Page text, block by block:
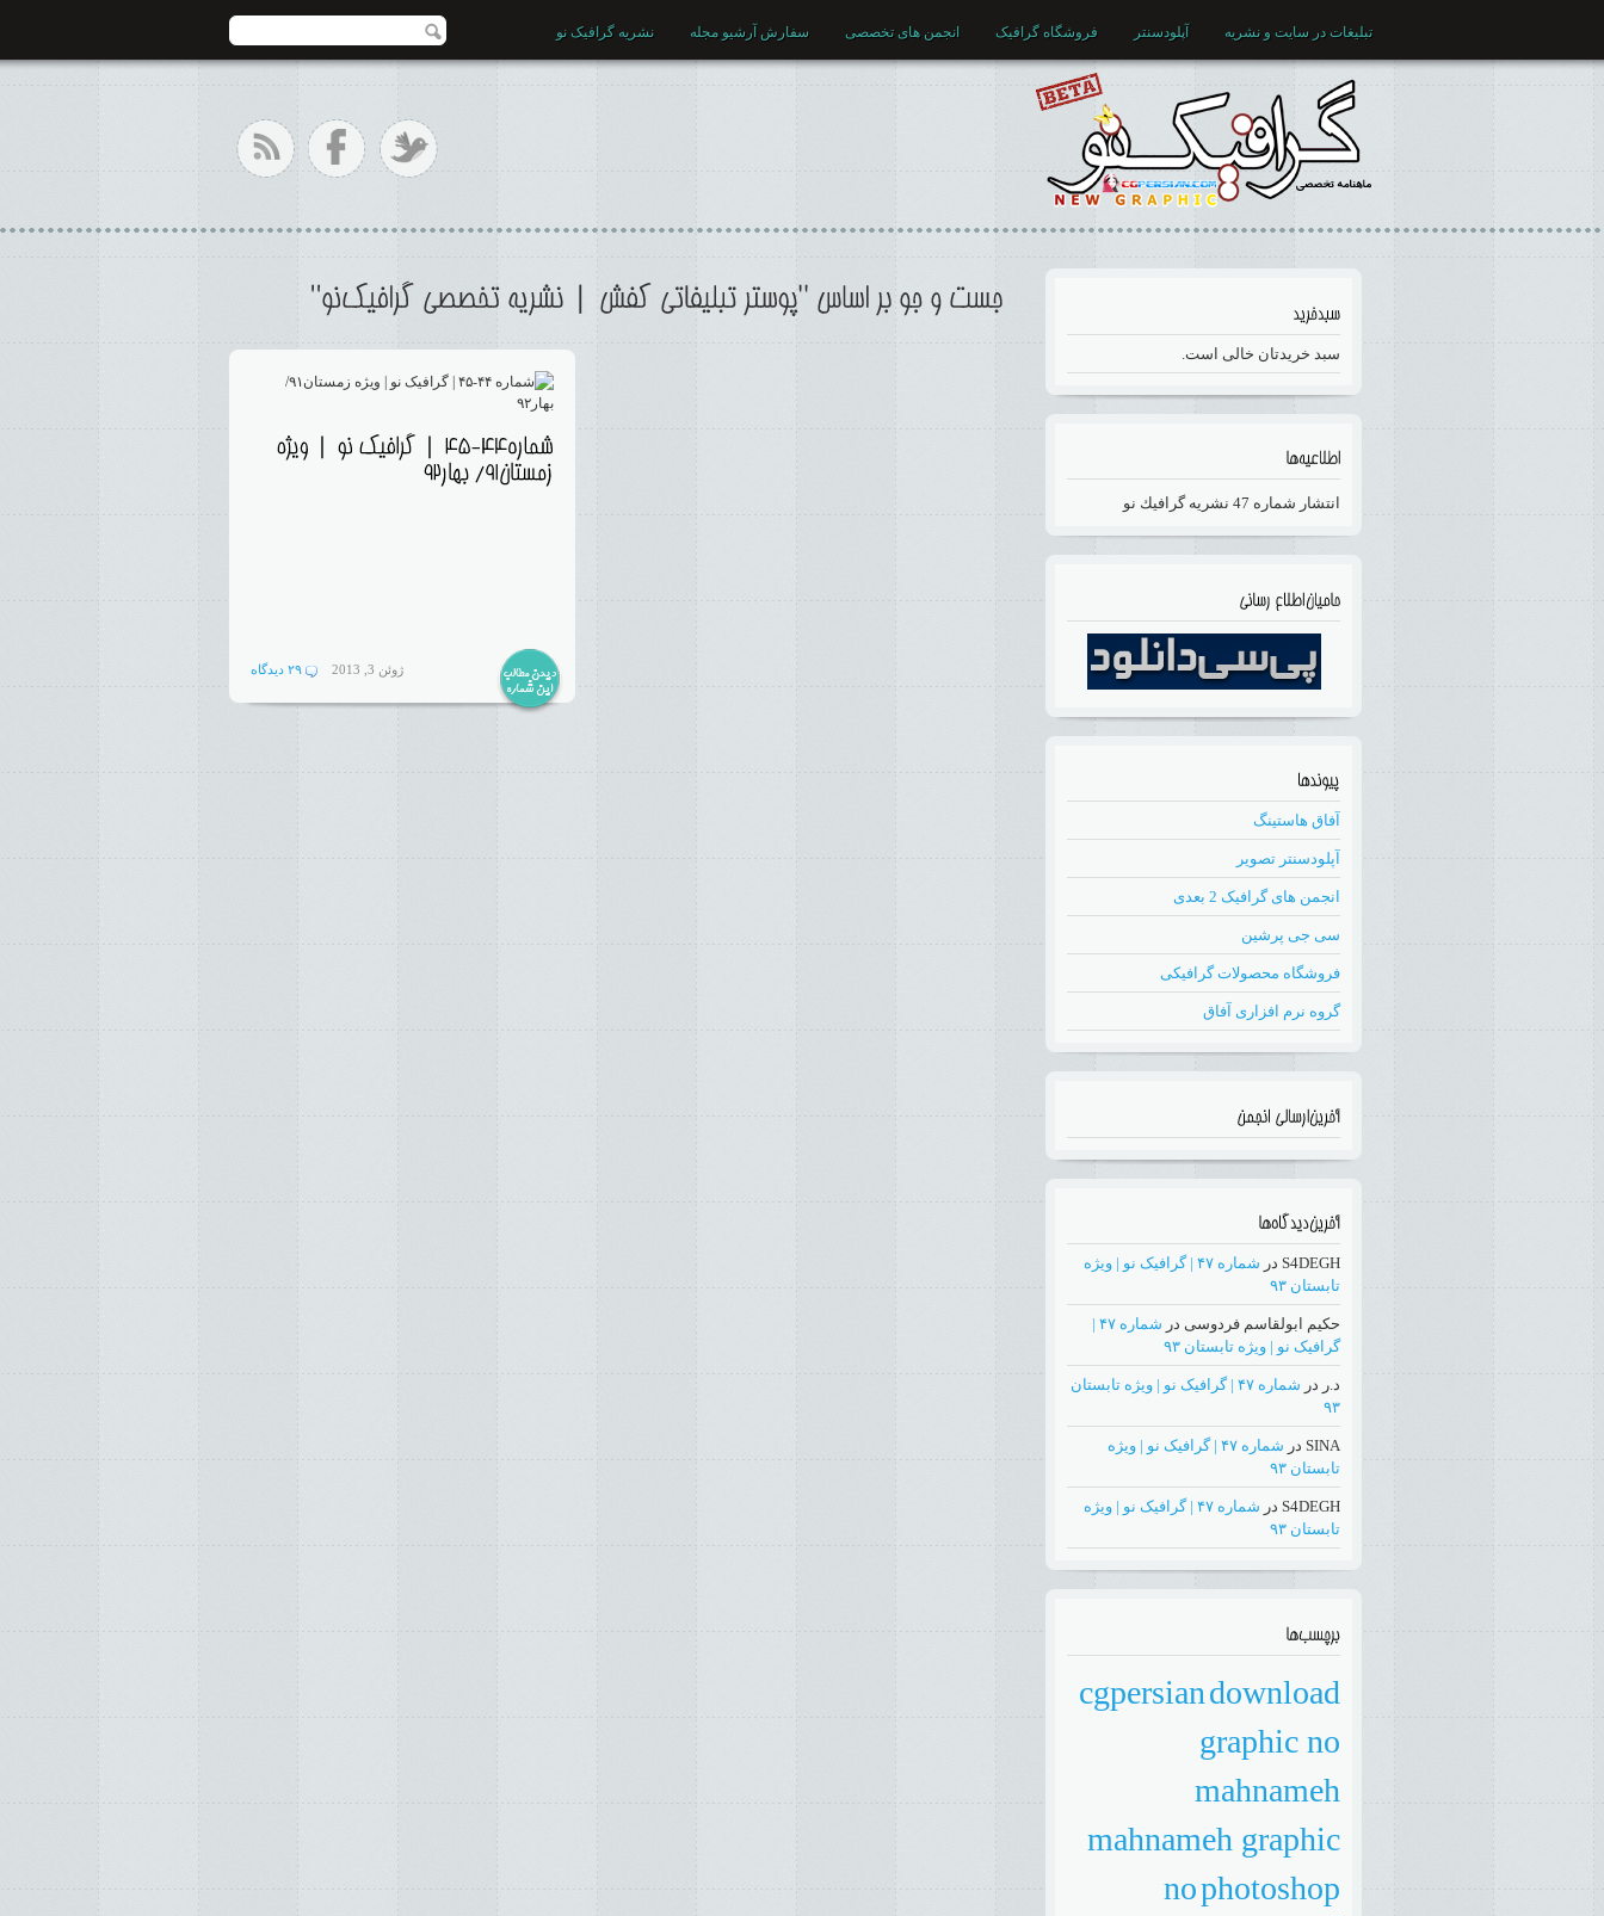
نشریه گرافیک نو سفارش آرشیو مجله انجمن های تخصصی فروشگاه گرافیک آپلودسنتر تبلیغات در سایت و نشریه
ژوئن 3, 2013 ۲۹ دیدگاه
سبد خریدتان خالی است.
انتشار شماره 47 نشريه گرافيك نو
آفاق هاستینگ
آپلودسنتر تصویر
انجمن های گرافیک 2 بعدی
سی جی پرشین
فروشگاه محصولات گرافیکی
گروه نرم افزاری آفاق
S4DEGH در
شماره ۴۷ | گرافیک نو | ویژه
تابستان ۹۳
حکیم ابولقاسم فردوسی در
شماره ۴۷ |
گرافیک نو | ویژه تابستان ۹۳
د.ر در
شماره ۴۷ | گرافیک نو | ویژه تابستان
۹۳
SINA در
شماره ۴۷ | گرافیک نو | ویژه
تابستان ۹۳
S4DEGH در
شماره ۴۷ | گرافیک نو | ویژه
تابستان ۹۳
cgpersiandownload
graphic no
mahnameh
mahnameh graphic
nophotoshop